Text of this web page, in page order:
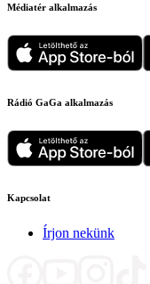
Médiatér alkalmazás
Rádió GaGa alkalmazás
Kapcsolat
Írjon nekünk